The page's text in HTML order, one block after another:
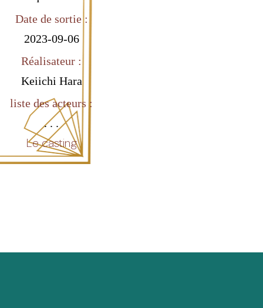
Date de sortie :
2023-09-06
Réalisateur :
Keiichi Hara
liste des acteurs :
. . .
Le casting